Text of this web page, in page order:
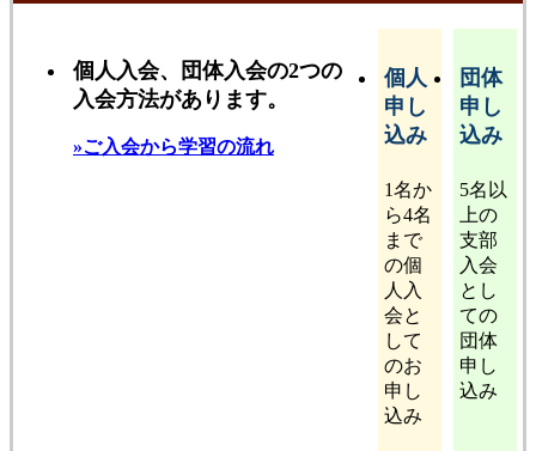
個人入会、団体入会の2つの
入会方法があります。
»ご入会から学習の流れ
個人
申し
込み
1名か
ら4名
まで
の個
人入
会と
して
のお
申し
込み
団体
申し
込み
5名以
上の
支部
入会
とし
ての
団体
申し
込み